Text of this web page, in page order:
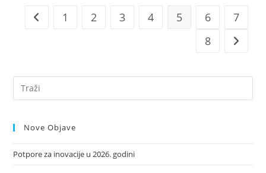
Popularizaciju
Idi na prijašnju stranicu
1 2 3 4 5 6
7
8
Idi na
Nove Objave
Potpore za inovacije u 2026. godini